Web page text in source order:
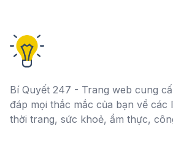
Bí Quyết 247 - Trang web cung
đáp mọi thắc mắc của bạn về các
thời trang, sức khoẻ, ẩm thực,